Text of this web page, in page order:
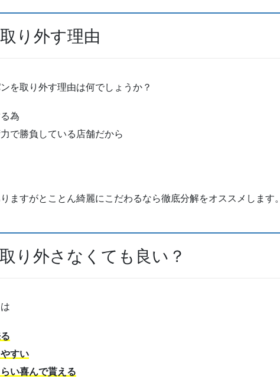
り外す理由
を取り外す理由は何でしょうか？
為
で勝負している店舗だから
ますがとことん綺麗にこだわるなら徹底分解をオススメします。
り外さなくても良い？
すい
い喜んで貰える